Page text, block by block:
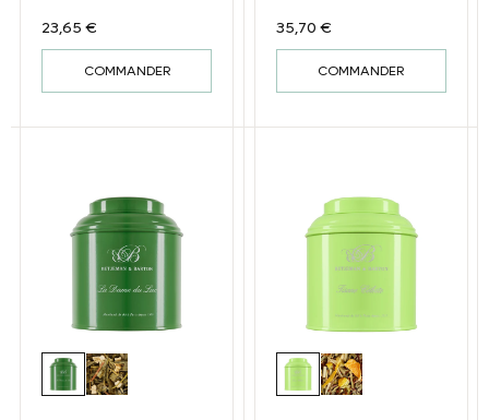
Prix habituel
23,65 €
COMMANDER
Prix habituel
35,70 €
COMMANDER
Boite thé vert - La Dame du Lac
Thé vert La Dame du LacBoite tisane - Céleste
Tisane Céleste